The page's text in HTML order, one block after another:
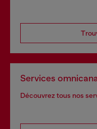
Services
Découvrez tous nos